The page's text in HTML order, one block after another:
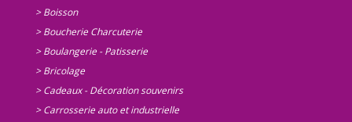
> Boisson
> Boucherie Charcuterie
> Boulangerie - Patisserie
> Bricolage
> Cadeaux - Décoration souvenirs
> Carrosserie auto et industrielle